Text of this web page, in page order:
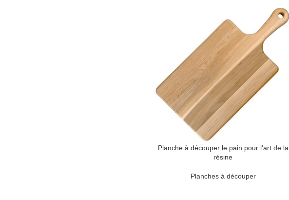
Planche à découper le pain pour l’art de la
résine
Planches à découper